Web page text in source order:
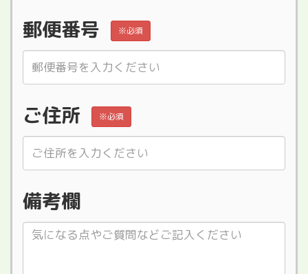
郵便番号 ※必須
ご住所 ※必須
備考欄